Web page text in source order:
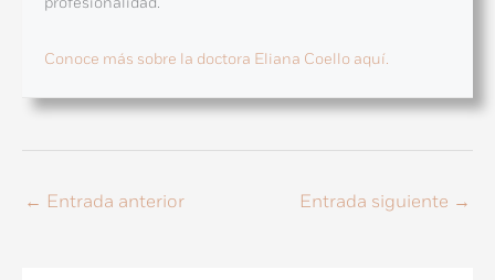
Conoce más sobre la doctora Eliana Coello aquí.
← Entrada anterior Entrada siguiente →